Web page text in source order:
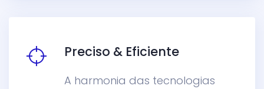
Preciso & Eficiente
A harmonia das tecnologias